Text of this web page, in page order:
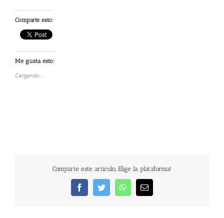
Comparte esto:
Me gusta esto:
Cargando...
Comparte este artículo, Elige la plataforma!
FacebookTwitterWhatsAppCorreo
electrónico